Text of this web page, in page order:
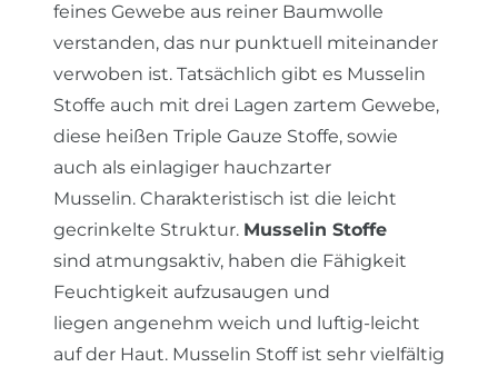
feines Gewebe aus reiner Baumwolle
verstanden, das nur punktuell miteinander
verwoben ist. Tatsächlich gibt es Musselin
Stoffe auch mit drei Lagen zartem Gewebe,
diese heißen Triple Gauze Stoffe, sowie
auch als einlagiger hauchzarter
Musselin. Charakteristisch ist die leicht
gecrinkelte Struktur. Musselin Stoffe
sind atmungsaktiv, haben die Fähigkeit
Feuchtigkeit aufzusaugen und
liegen angenehm weich und luftig-leicht
auf der Haut. Musselin Stoff ist sehr vielfältig